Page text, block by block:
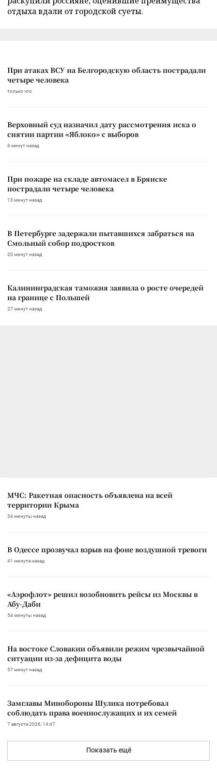
отдыха вдали от городской суеты.
При атаках ВСУ на Белгородскую область пострадали
четыре человека
только что
Верховный суд назначил дату рассмотрения иска о
снятии партии «Яблоко» с выборов
6 минут назад
При пожаре на складе автомасел в Брянске
пострадали четыре человека
13 минут назад
В Петербурге задержали пытавшихся забраться на
Смольный собор подростков
20 минут назад
Калининградская таможня заявила о росте очередей
на границе с Польшей
27 минут назад
МЧС: Ракетная опасность объявлена на всей
территории Крыма
34 минуты назад
В Одессе прозвучал взрыв на фоне воздушной тревоги
41 минута назад
«Аэрофлот» решил возобновить рейсы из Москвы в
Абу-Даби
54 минуты назад
На востоке Словакии объявили режим чрезвычайной
ситуации из-за дефицита воды
57 минут назад
Замглавы Минобороны Шулика потребовал
соблюдать права военнослужащих и их семей
7 августа 2026, 14:47
Показать ещё